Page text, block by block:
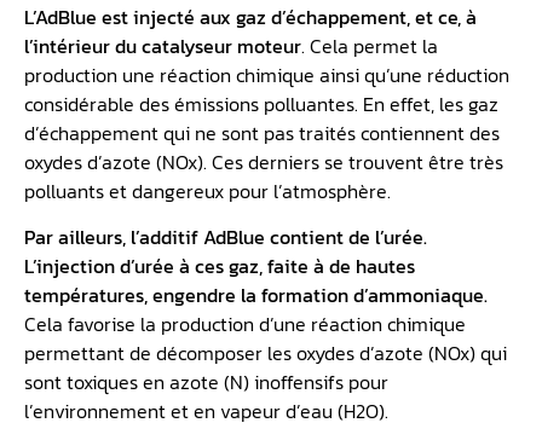
L’AdBlue est injecté aux gaz d’échappement, et ce, à
l’intérieur ducatalyseur moteur. Cela permet la
production une réaction chimique ainsi qu’une réduction
considérable des émissions polluantes. En effet, les gaz
d’échappement qui ne sont pas traités contiennent des
oxydes d’azote (NOx). Ces derniers se trouvent être très
polluants et dangereux pour l’atmosphère.
Par ailleurs, l’additif AdBlue contient de l’urée.
L’injection d’urée à ces gaz, faite à de hautes
températures, engendre la formation d’ammoniaque.
Cela favorise la production d’une réaction chimique
permettant de décomposer les oxydes d’azote (NOx) qui
sont toxiques en azote (N) inoffensifs pour
l’environnement et en vapeur d’eau (H2O).